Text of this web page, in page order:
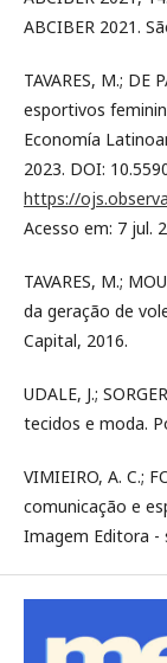
ABCIBER 2021.
TAVARES, M.; DE
esportivos
Economía
2023. DOI:
https://
Acesso em: 7 jul.
TAVARES, M.;
da geração de
Capital, 2016.
UDALE, J.;
tecidos e moda.
VIMIEIRO, A. C.;
comunicação e
Imagem Editora -